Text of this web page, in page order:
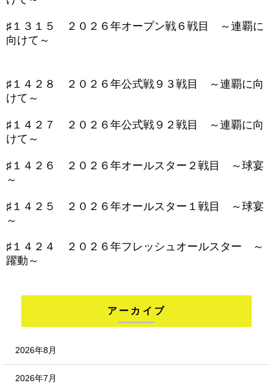
♯１３１５ ２０２６年オープン戦６戦目 ～連覇に
向けて～
♯１４２８ ２０２６年公式戦９３戦目 ～連覇に向
けて～
♯１４２７ ２０２６年公式戦９２戦目 ～連覇に向
けて～
♯１４２６ ２０２６年オールスター２戦目 ～球宴
～
♯１４２５ ２０２６年オールスター１戦目 ～球宴
～
♯１４２４ ２０２６年フレッシュオールスター ～
躍動～
アーカイブ
2026年8月
2026年7月